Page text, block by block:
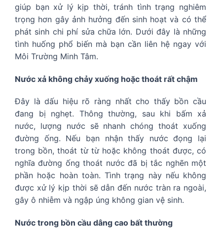
giúp bạn xử lý kịp thời, tránh tình trạng nghiêm
trọng hơn gây ảnh hưởng đến sinh hoạt và có thể
phát sinh chi phí sửa chữa lớn. Dưới đây là những
tình huống phổ biến mà bạn cần liên hệ ngay với
Môi Trường Minh Tâm.
Nước xả không chảy xuống hoặc thoát rất chậm
Đây là dấu hiệu rõ ràng nhất cho thấy bồn cầu
đang bị nghẹt. Thông thường, sau khi bấm xả
nước, lượng nước sẽ nhanh chóng thoát xuống
đường ống. Nếu bạn nhận thấy nước đọng lại
trong bồn, thoát từ từ hoặc không thoát được, có
nghĩa đường ống thoát nước đã bị tắc nghẽn một
phần hoặc hoàn toàn. Tình trạng này nếu không
được xử lý kịp thời sẽ dẫn đến nước tràn ra ngoài,
gây ô nhiễm và ngập úng không gian vệ sinh.
Nước trong bồn cầu dâng cao bất thường